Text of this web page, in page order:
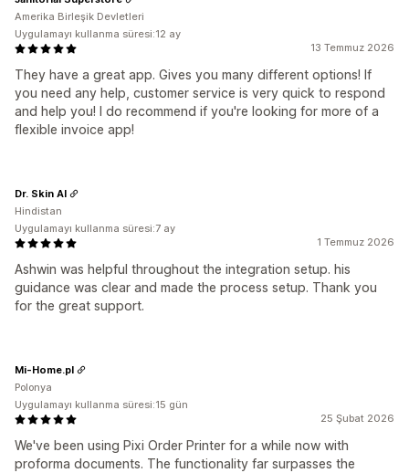
13 Temmuz 2026
They have a great app. Gives you many different options! If
you need any help, customer service is very quick to respond
and help you! I do recommend if you're looking for more of a
flexible invoice app!
Amerika Birleşik Devletleri
Uygulamayı kullanma süresi:12 ay
1 Temmuz 2026
Ashwin was helpful throughout the integration setup. his
guidance was clear and made the process setup. Thank you
for the great support.
Dr. Skin AI
Hindistan
Uygulamayı kullanma süresi:7 ay
25 Şubat 2026
We've been using Pixi Order Printer for a while now with
proforma documents. The functionality far surpasses the
Mi-Home.pl
Polonya
Uygulamayı kullanma süresi:15 gün